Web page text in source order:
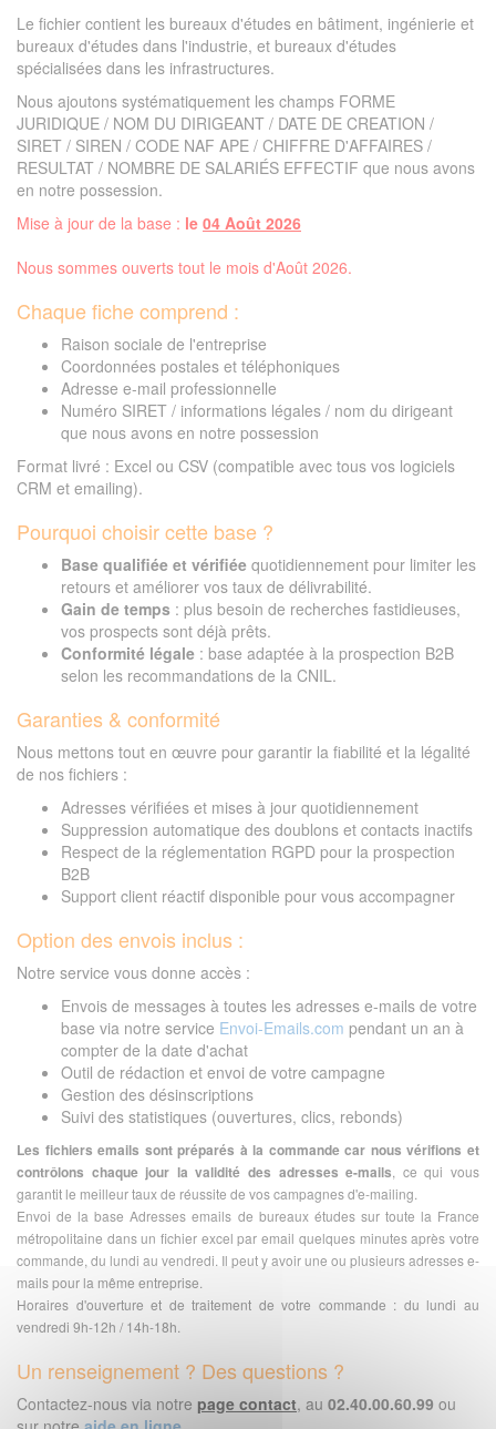
Le fichier contient les bureaux d'études en bâtiment, ingénierie et
bureaux d'études dans l'industrie, et bureaux d'études
spécialisées dans les infrastructures.
Nous ajoutons systématiquement les champs FORME
JURIDIQUE / NOM DU DIRIGEANT / DATE DE CREATION /
SIRET / SIREN / CODE NAF APE / CHIFFRE D'AFFAIRES /
RESULTAT / NOMBRE DE SALARIÉS EFFECTIF que nous avons
en notre possession.
Mise à jour de la base : le 04 Août 2026
Nous sommes ouverts tout le mois d'Août 2026.
Chaque fiche comprend :
Raison sociale de l'entreprise
Coordonnées postales et téléphoniques
Adresse e-mail professionnelle
Numéro SIRET / informations légales / nom du dirigeant
que nous avons en notre possession
Format livré : Excel ou CSV (compatible avec tous vos logiciels
CRM et emailing).
Pourquoi choisir cette base ?
Base qualifiée et vérifiée quotidiennement pour limiter les
retours et améliorer vos taux de délivrabilité.
Gain de temps : plus besoin de recherches fastidieuses,
vos prospects sont déjà prêts.
Conformité légale : base adaptée à la prospection B2B
selon les recommandations de la CNIL.
Garanties & conformité
Nous mettons tout en œuvre pour garantir la fiabilité et la légalité
de nos fichiers :
Adresses vérifiées et mises à jour quotidiennement
Suppression automatique des doublons et contacts inactifs
Respect de la réglementation RGPD pour la prospection
B2B
Support client réactif disponible pour vous accompagner
Option des envois inclus :
Notre service vous donne accès :
Envois de messages à toutes les adresses e-mails de votre
base via notre service Envoi-Emails.com pendant un an à
compter de la date d'achat
Outil de rédaction et envoi de votre campagne
Gestion des désinscriptions
Suivi des statistiques (ouvertures, clics, rebonds)
Les fichiers emails sont préparés à la commande car nous vérifions et
contrôlons chaque jour la validité des adresses e-mails , ce qui vous
garantit le meilleur taux de réussite de vos campagnes d'e-mailing.
Envoi de la base Adresses emails de bureaux études sur toute la France
métropolitaine dans un fichier excel par email quelques minutes après votre
commande, du lundi au vendredi. Il peut y avoir une ou plusieurs adresses e-
mails pour la même entreprise.
Horaires d'ouverture et de traitement de votre commande : du lundi au
vendredi 9h-12h / 14h-18h.
Un renseignement ? Des questions ?
Contactez-nous via notre page contact, au 02.40.00.60.99 ou